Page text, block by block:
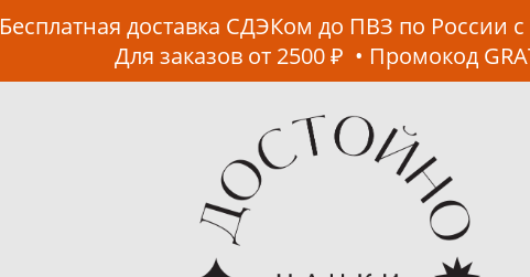
Бесплатная доставка СДЭКом до ПВЗ по России с
Для заказов от 2500 ₽ • Промокод